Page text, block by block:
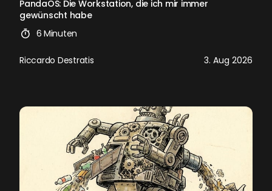
PandaOS: Die Workstation, die ich mir immer
gewünscht habe
6 Minuten
Riccardo Destratis 3. Aug 2026